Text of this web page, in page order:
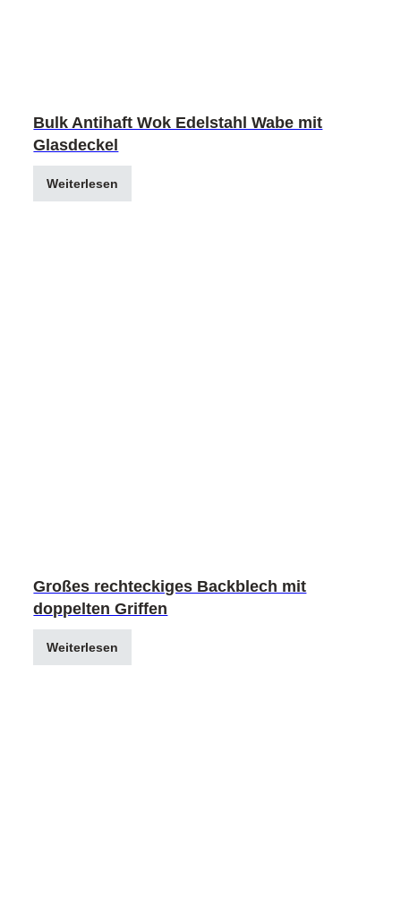
Bulk Antihaft Wok Edelstahl Wabe mit
Glasdeckel
Weiterlesen
Großes rechteckiges Backblech mit
doppelten Griffen
Weiterlesen